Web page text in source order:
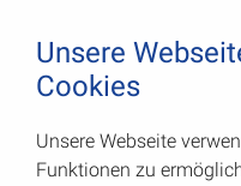
PA-
Unsere
Cookies
Unsere Webseite
Funktionen zu